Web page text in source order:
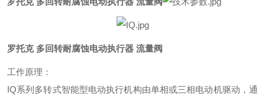
罗托克 多回转耐腐蚀电动执行器 流量阀
工作原理：
IQ系列多转式智能型电动执行机构由单相或三相电动机驱动，通